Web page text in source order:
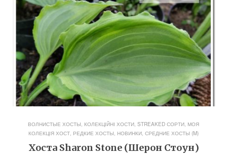
ВОЛНИСТЫЕ ХОСТЫ, КОЛЕКЦІЙНІ ХОСТИ, STREAKED СОРТИ, МОЯ
КОЛЕКЦІЯ ХОСТ, РЕДКИЕ ХОСТЫ, НОВИНКИ, СРЕДНИЕ ХОСТЫ (M)
Хоста Sharon Stone (Шерон Стоун)